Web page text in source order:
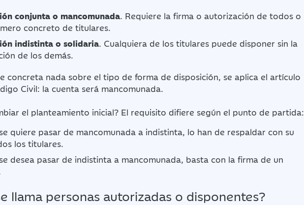
conjunta o mancomunada. Requiere la firma o autorización de todos o
concreto de titulares.
indistinta o solidaria. Cualquiera de los titulares puede disponer sin la
de los demás.
concreta nada sobre el tipo de forma de disposición, se aplica el artículo
Civil: la cuenta será mancomunada.
el planteamiento inicial? El requisito difiere según el punto de partida:
quiere pasar de mancomunada a indistinta, lo han de respaldar con su
los titulares.
desea pasar de indistinta a mancomunada, basta con la firma de un
llama personas autorizadas o disponentes?